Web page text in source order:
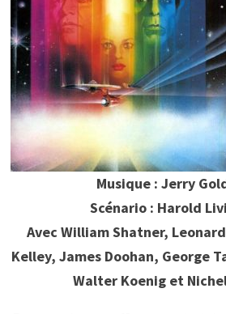
Musique : Jerry
Scénario : Harold
Avec William Shatner,
Kelley, James Doohan, George
Walter Koenig et